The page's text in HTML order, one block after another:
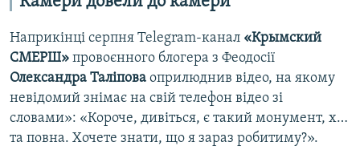
Наприкінці серпня Telegram-канал «Крымский
СМЕРШ» провоєнного блогера з Феодосії
Олександра Таліпова оприлюднив відео, на якому
невідомий знімає на свій телефон відео зі
словами»: «Короче, дивіться, є такий монумент, х…
та повна. Хочете знати, що я зараз робитиму?».